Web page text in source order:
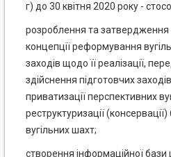
г) до 30 квітня 2020 року -
розроблення та
концепції реформування
заходів щодо її реалізації,
здійснення підготовчих
приватизації перспективних
реструктуризації
вугільних шахт;
створення інформаційної бази